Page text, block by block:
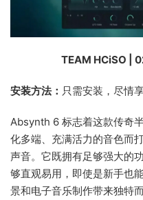
TEAM HCiSO |
安装方法： 只需安装，尽情
Absynth 6 标志着这款传奇
化多端、充满活力的音色而
声音。它既拥有足够强大的
够直观易用，即使是新手也
景和电子音乐制作带来独特